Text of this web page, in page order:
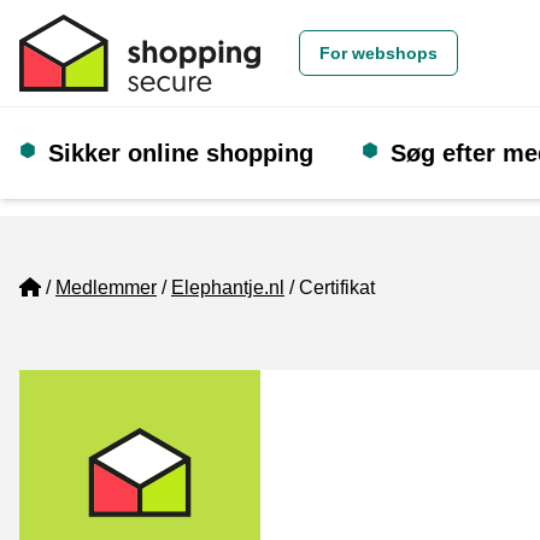
For webshops
Sikker online shopping Søg efter
Home
Medlemmer Elephantje.nl Certifikat